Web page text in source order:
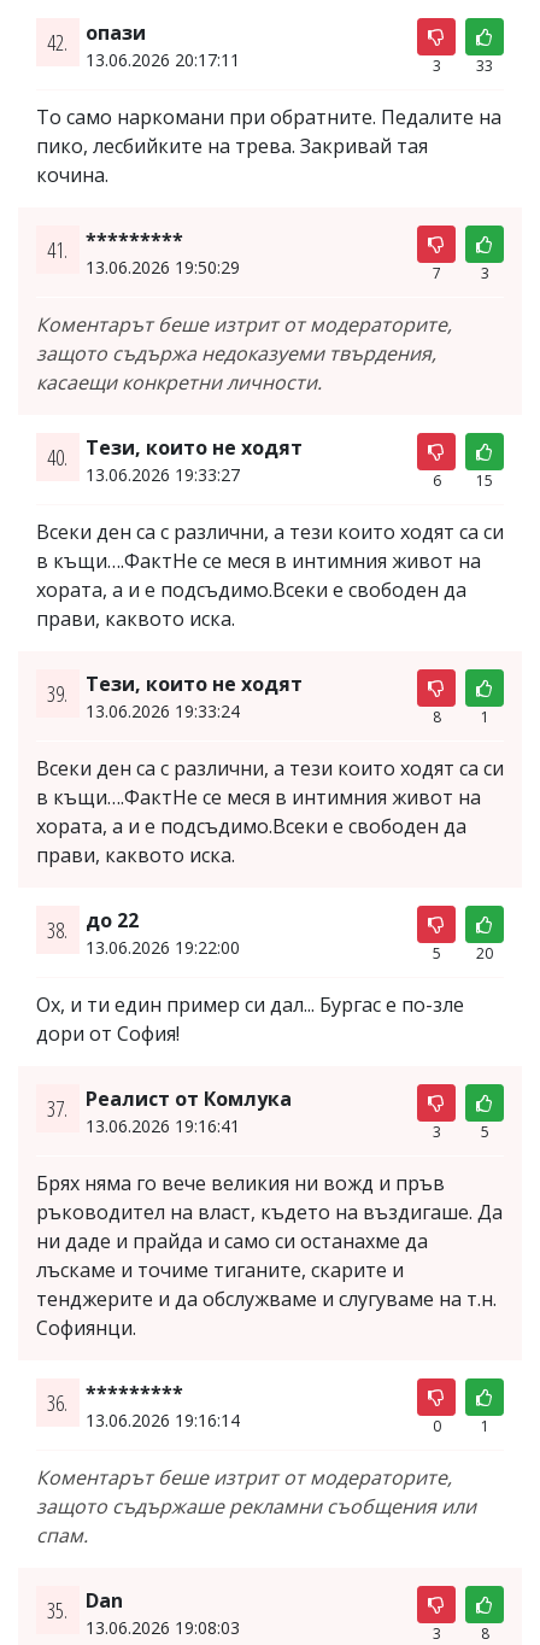
42. опази
13.06.2026 20:17:11 3 33
То само наркомани при обратните. Педалите на
пико, лесбийките на трева. Закривай тая
кочина.
41. *********
13.06.2026 19:50:29 7 3
Коментарът беше изтрит от модераторите,
защото съдържа недоказуеми твърдения,
касаещи конкретни личности.
40. Тези, които не ходят
13.06.2026 19:33:27 6 15
Всеки ден са с различни, а тези които ходят са си
в къщи….ФактНе се меся в интимния живот на
хората, а и е подсъдимо.Всеки е свободен да
прави, каквото иска.
39. Тези, които не ходят
13.06.2026 19:33:24 8 1
Всеки ден са с различни, а тези които ходят са си
в къщи….ФактНе се меся в интимния живот на
хората, а и е подсъдимо.Всеки е свободен да
прави, каквото иска.
38. до 22
13.06.2026 19:22:00 5 20
Ох, и ти един пример си дал... Бургас е по-зле
дори от София!
37. Реалист от Комлука
13.06.2026 19:16:41 3 5
Брях няма го вече великия ни вожд и пръв
ръководител на власт, където на въздигаше. Да
ни даде и прайда и само си останахме да
лъскаме и точиме тиганите, скарите и
тенджерите и да обслужваме и слугуваме на т.н.
Софиянци.
36. *********
13.06.2026 19:16:14 0 1
Коментарът беше изтрит от модераторите,
защото съдържаше рекламни съобщения или
спам.
35. Dan
13.06.2026 19:08:03 3 8